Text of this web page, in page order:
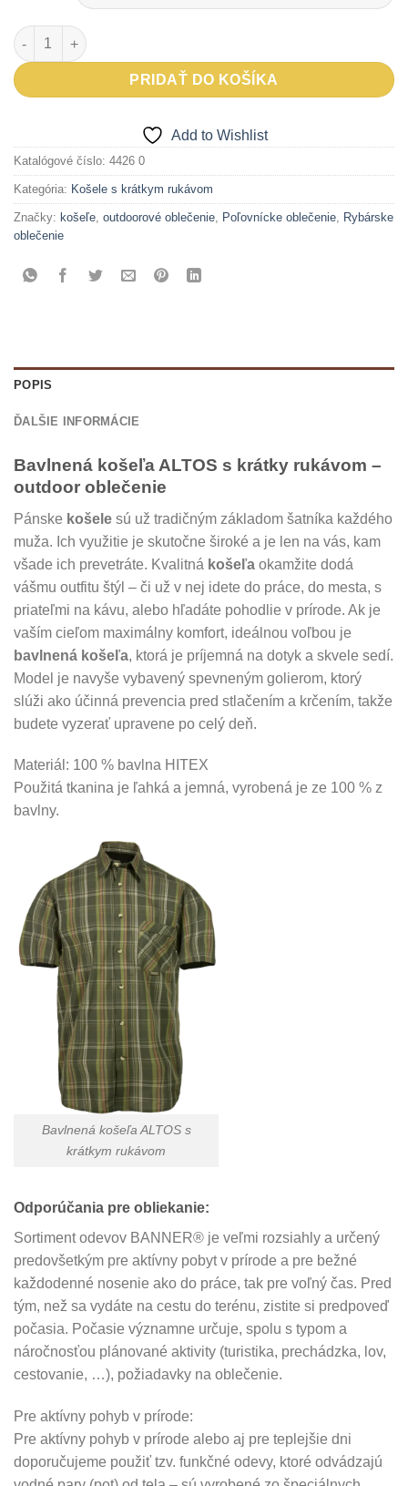
množstvo Bavlnená košeľa ALTOS s krátkym rukávom
PRIDAŤ DO KOŠÍKA
Add to Wishlist
Katalógové číslo: 4426 0
Kategória: Košele s krátkym rukávom
Značky: košeľe, outdoorové oblečenie, Poľovnícke oblečenie, Rybárske
oblečenie
POPIS
ĎALŠIE INFORMÁCIE
Bavlnená košeľa ALTOS s krátky rukávom –
outdoor oblečenie
Pánske košele sú už tradičným základom šatníka každého
muža. Ich využitie je skutočne široké a je len na vás, kam
všade ich prevetráte. Kvalitná košeľa okamžite dodá
vášmu outfitu štýl – či už v nej idete do práce, do mesta, s
priateľmi na kávu, alebo hľadáte pohodlie v prírode. Ak je
vaším cieľom maximálny komfort, ideálnou voľbou je
bavlnená košeľa, ktorá je príjemná na dotyk a skvele sedí.
Model je navyše vybavený spevneným golierom, ktorý
slúži ako účinná prevencia pred stlačením a krčením, takže
budete vyzerať upravene po celý deň.
Materiál: 100 % bavlna HITEX
Použitá tkanina je ľahká a jemná, vyrobená je ze 100 % z
bavlny.
Bavlnená košeľa ALTOS s
krátkym rukávom
Odporúčania pre obliekanie:
Sortiment odevov BANNER® je veľmi rozsiahly a určený
predovšetkým pre aktívny pobyt v prírode a pre bežné
každodenné nosenie ako do práce, tak pre voľný čas. Pred
tým, než sa vydáte na cestu do terénu, zistite si predpoveď
počasia. Počasie významne určuje, spolu s typom a
náročnosťou plánované aktivity (turistika, prechádzka, lov,
cestovanie, …), požiadavky na oblečenie.
Pre aktívny pohyb v prírode:
Pre aktívny pohyb v prírode alebo aj pre teplejšie dni
doporučujeme použiť tzv. funkčné odevy, ktoré odvádzajú